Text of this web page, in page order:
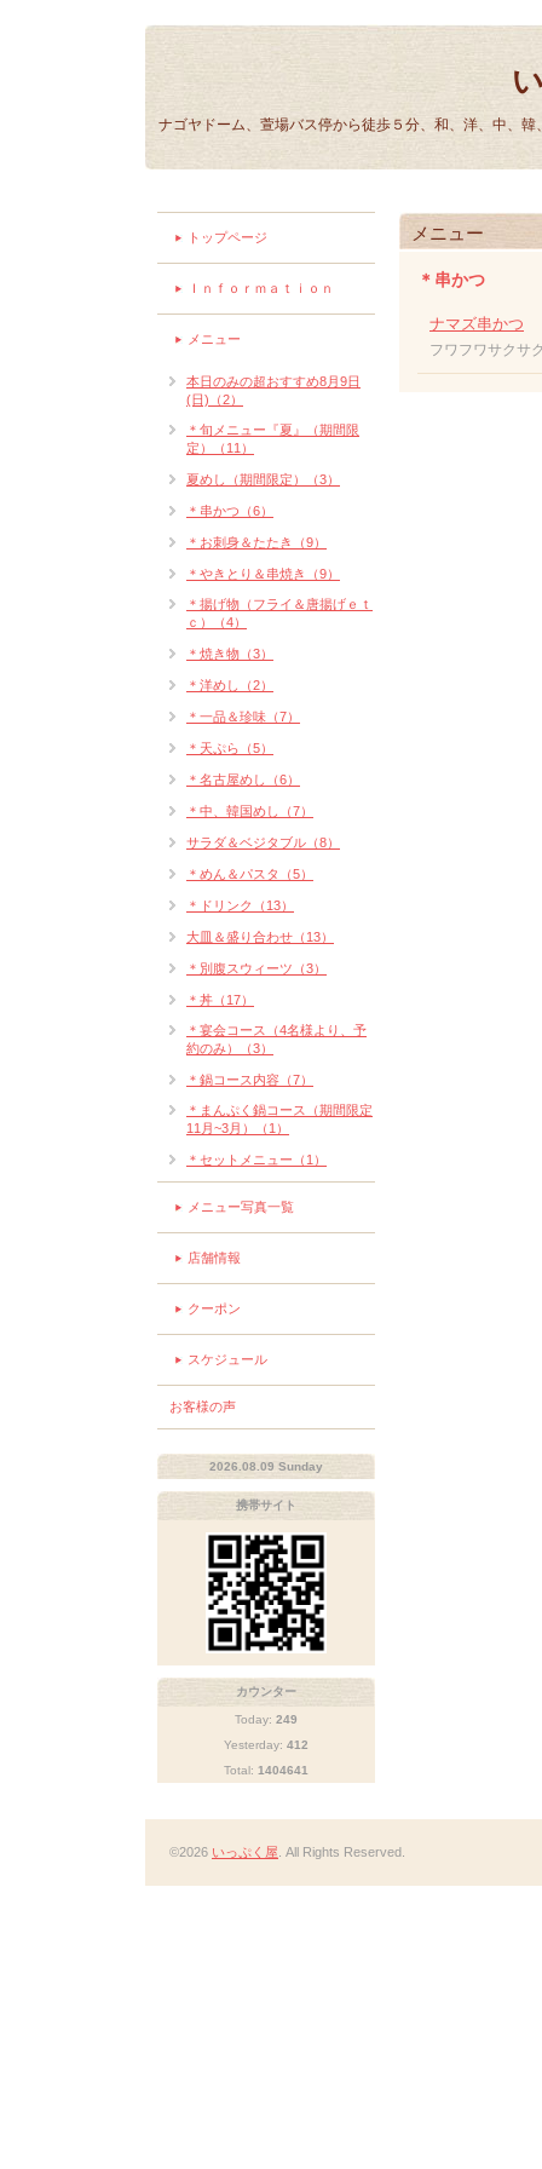
ナゴヤドーム、萱場バス停から徒歩５分、和、洋、中、
メニュー
＊串かつ
ナマズ串かつ
フワフワサクサ
トップページ
Ｉｎｆｏｒｍａｔｉｏｎ
メニュー
本日のみの超おすすめ8月9日
(日)（2）
＊旬メニュー『夏』（期間限
定）（11）
夏めし（期間限定）（3）
＊串かつ（6）
＊お刺身＆たたき（9）
＊やきとり＆串焼き（9）
＊揚げ物（フライ＆唐揚げｅｔ
ｃ）（4）
＊焼き物（3）
＊洋めし（2）
＊一品＆珍味（7）
＊天ぷら（5）
＊名古屋めし（6）
＊中、韓国めし（7）
サラダ＆ベジタブル（8）
＊めん＆パスタ（5）
＊ドリンク（13）
大皿＆盛り合わせ（13）
＊別腹スウィーツ（3）
＊丼（17）
＊宴会コース（4名様より、予
約のみ）（3）
＊鍋コース内容（7）
＊まんぷく鍋コース（期間限定
11月~3月）（1）
＊セットメニュー（1）
メニュー写真一覧
店舗情報
クーポン
スケジュール
お客様の声
2026.08.09 Sunday
携帯サイト
カウンター
Today: 249
Yesterday: 412
Total: 1404641
©2026 いっぷく屋 . All Rights Reserved.